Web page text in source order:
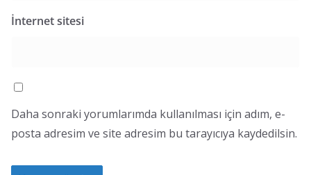
İnternet sitesi
Daha sonraki yorumlarımda kullanılması için adım, e-
posta adresim ve site adresim bu tarayıcıya kaydedilsin.